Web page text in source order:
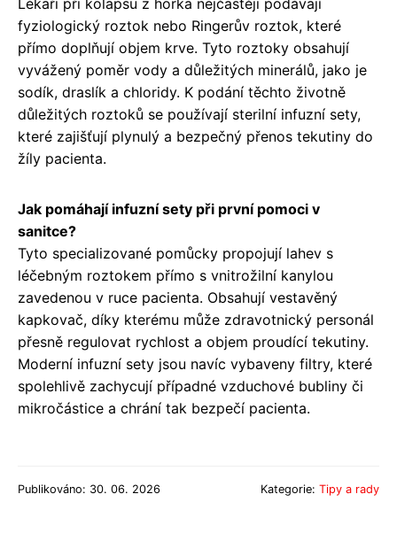
fyziologický roztok nebo Ringerův roztok, které
přímo doplňují objem krve. Tyto roztoky obsahují
vyvážený poměr vody a důležitých minerálů, jako je
sodík, draslík a chloridy. K podání těchto životně
důležitých roztoků se používají sterilní infuzní sety,
které zajišťují plynulý a bezpečný přenos tekutiny do
žíly pacienta.
Jak pomáhají infuzní sety při první pomoci v
sanitce?
Tyto specializované pomůcky propojují lahev s
léčebným roztokem přímo s vnitrožilní kanylou
zavedenou v ruce pacienta. Obsahují vestavěný
kapkovač, díky kterému může zdravotnický personál
přesně regulovat rychlost a objem proudící tekutiny.
Moderní infuzní sety jsou navíc vybaveny filtry, které
spolehlivě zachycují případné vzduchové bubliny či
mikročástice a chrání tak bezpečí pacienta.
Publikováno: 30. 06. 2026 Kategorie: Tipy a rady